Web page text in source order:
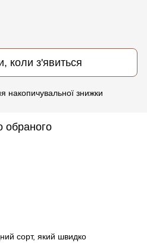
коли з'явиться
накопичувальної знижки
обраного
сорт, який швидко